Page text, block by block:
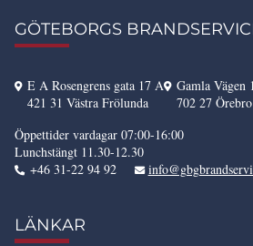
GÖTEBORGS
E A Rosengrens gata 17 A
421 31 Västra Frölunda
Gamla Vägen
702 27 Örebro
Öppettider vardagar 07:00-16:00
Lunchstängt 11.30-12.30
+46 31-22 94 92
LÄNKAR